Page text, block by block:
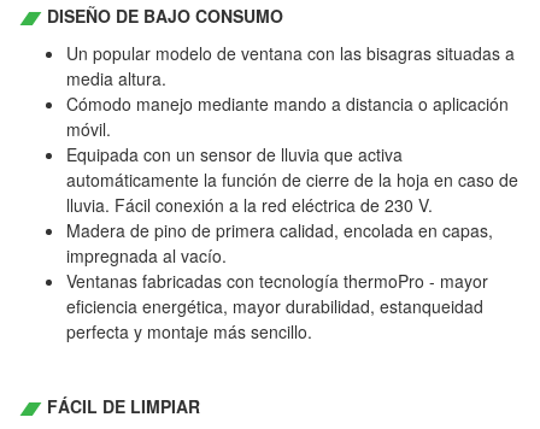
DISEÑO DE BAJO CONSUMO
Un popular modelo de ventana con las bisagras situadas a
media altura.
Cómodo manejo mediante mando a distancia o aplicación
móvil.
Equipada con un sensor de lluvia que activa
automáticamente la función de cierre de la hoja en caso de
lluvia. Fácil conexión a la red eléctrica de 230 V.
Madera de pino de primera calidad, encolada en capas,
impregnada al vacío.
Ventanas fabricadas con tecnología thermoPro - mayor
eficiencia energética, mayor durabilidad, estanqueidad
perfecta y montaje más sencillo.
FÁCIL DE LIMPIAR